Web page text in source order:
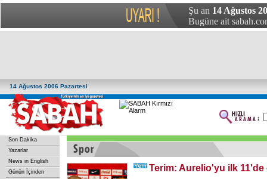
Şu an 14 Ağustos
Bugüne ait
14 Ağustos 2006 Pazartesi
Son Dakika
Yazarlar
News in English
Günün İçinden
Terim: Aurelio'yu ilk 11'de